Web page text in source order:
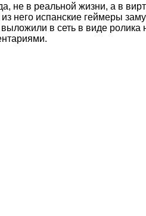
в реальной жизни, а в
испанские геймеры
в сеть в виде